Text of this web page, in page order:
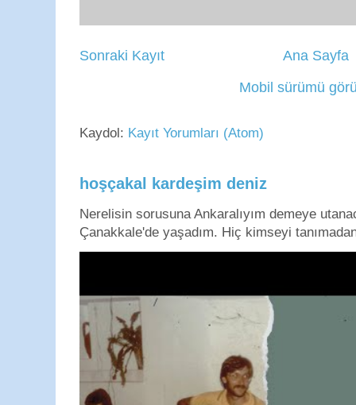
Sonraki Kayıt
Ana Sayfa
Mobil sürümü
Kaydol: Kayıt Yorumları (Atom)
hoşçakal kardeşim deniz
Nerelisin sorusuna Ankaralıyım demeye
Çanakkale'de yaşadım. Hiç kimseyi